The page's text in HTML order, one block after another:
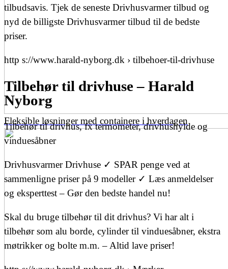
Fleksible løsninger med containere i hverdagen
tilbudsavis. Tjek de seneste Drivhusvarmer tilbud og
nyd de billigste Drivhusvarmer tilbud til de bedste
priser.
http s://www.harald-nyborg.dk › tilbehoer-til-drivhuse
Tilbehør til drivhuse – Harald
Nyborg
Tilbehør til drivhus, fx termometer, drivhushylde og
vinduesåbner
Drivhusvarmer Drivhuse ✓ SPAR penge ved at
sammenligne priser på 9 modeller ✓ Læs anmeldelser
og eksperttest – Gør den bedste handel nu!
Skal du bruge tilbehør til dit drivhus? Vi har alt i
tilbehør som alu borde, cylinder til vinduesåbner, ekstra
møtrikker og bolte m.m. – Altid lave priser!